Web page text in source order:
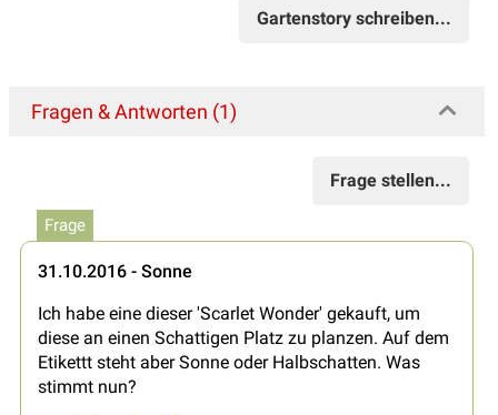
Gartenstory schreiben...
Fragen & Antworten (1)
Frage stellen...
Frage
31.10.2016 - Sonne
Ich habe eine dieser 'Scarlet Wonder' gekauft, um
diese an einen Schattigen Platz zu planzen. Auf dem
Etikettt steht aber Sonne oder Halbschatten. Was
stimmt nun?